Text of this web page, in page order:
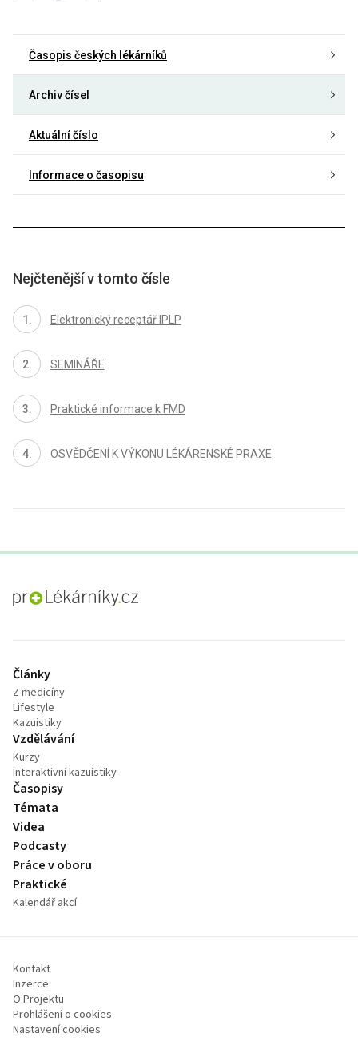
Časopis českých lékárníků
Archiv čísel
Aktuální číslo
Informace o časopisu
Nejčtenější v tomto čísle
Elektronický receptář IPLP
SEMINÁŘE
Praktické informace k FMD
OSVĚDČENÍ K VÝKONU LÉKÁRENSKÉ PRAXE
proLékaře.cz
Články
Z medicíny
Lifestyle
Kazuistiky
Vzdělávání
Kurzy
Interaktivní kazuistiky
Časopisy
Témata
Videa
Podcasty
Práce v oboru
Praktické
Kalendář akcí
Kontakt
Inzerce
O Projektu
Prohlášení o cookies
Nastavení cookies